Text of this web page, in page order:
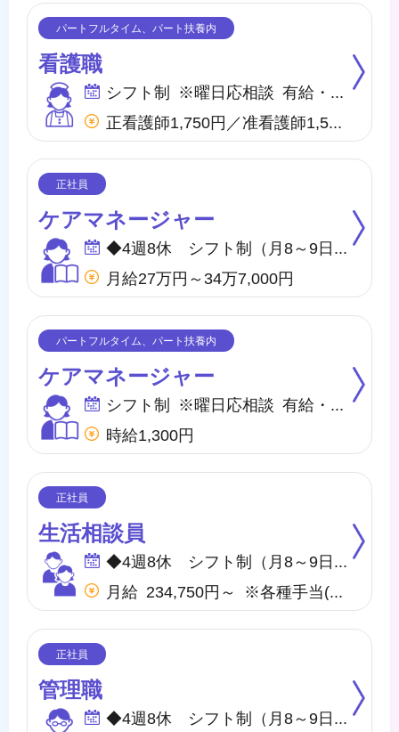
看護職
ケアマネージャー
月給27万円～34万7,000円
ケアマネージャー
時給1,300円
生活相談員
管理職